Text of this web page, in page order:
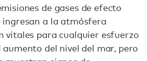
de gases de efecto
ingresan a la atmósfera
vitales para cualquier esfuerzo
del nivel del mar, pero